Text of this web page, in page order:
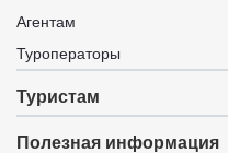
Агентам
Туроператоры
Туристам
Полезная информация